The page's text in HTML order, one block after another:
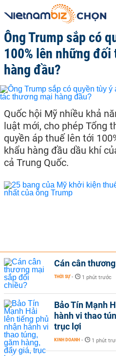
Ông Trump sắp có
100% lên những
hàng đầu?
Quốc hội Mỹ nhiều khả
luật mới, cho phép Tổng
quyền áp thuế lên tới
khẩu hàng đầu dầu khí
cả Trung Quốc.
Cán cân
THỜI SỰ - 1 phút trước
Bảo Tín Mạnh
hành vi thao
trục lợi
KINH DOANH - 1 phút